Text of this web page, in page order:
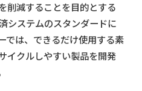
削減することを目的とする
システムのスタンダードに
では、できるだけ使用する素
イクルしやすい製品を開発